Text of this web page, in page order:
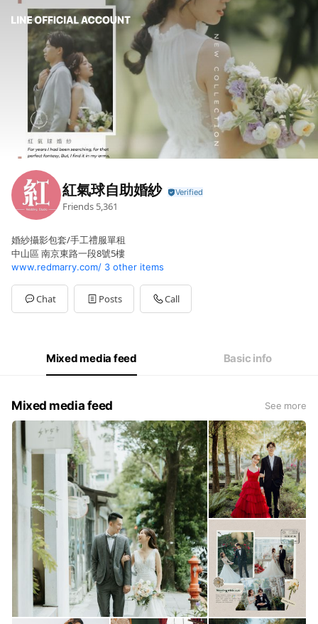
紅氣球自助婚紗
Friends 5,361
婚紗攝影包套/手工禮服單租
中山區 南京東路一段8號5樓
www.redmarry.com/ 3 other items
Chat Posts Call
Mixed media feed Basic info
Mixed media feed See more